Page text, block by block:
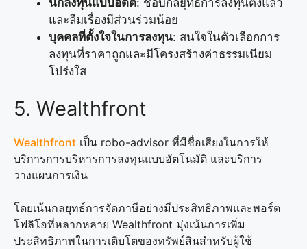
และลืมเรื่องมีส่วนร่วมน้อย
บุคคลที่ตั้งใจในการลงทุน: สนใจในตัวเลือกการ
ลงทุนที่ราคาถูกและมีโครงสร้างค่าธรรมเนียม
โปร่งใส
5. Wealthfront
Wealthfront เป็น robo-advisor ที่มีชื่อเสียงในการให้
บริการการบริหารการลงทุนแบบอัตโนมัติ และบริการ
วางแผนการเงิน
โดยเน้นกลยุทธ์การจัดภาษีอย่างมีประสิทธิภาพและพอร์ต
โฟลิโอที่หลากหลาย Wealthfront มุ่งเน้นการเพิ่ม
ประสิทธิภาพในการเติบโตของทรัพย์สินสำหรับผู้ใช้